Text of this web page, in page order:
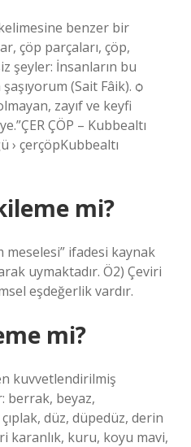
benzer bir
çöp parçaları, çöp,
şeyler: İnsanların bu
(Sait Fâik). ѻ
zayıf ve keyfi
ÇÖP – Kubbealtı
› çerçöpKubbealtı
mi?
meselesi” ifadesi kaynak
uymaktadır. Ö2) Çeviri
eşdeğerlik vardır.
mi?
kuvvetlendirilmiş
berrak, beyaz,
düz, düpedüz, derin
karanlık, kuru, koyu mavi,